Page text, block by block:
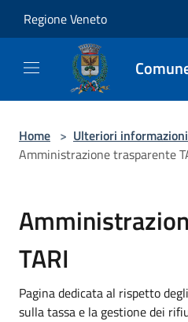
Regione Veneto
Home > Ulteriori informazioni
Amministrazione trasparente
TARI
Pagina dedicata al rispetto
sulla tassa e la gestione dei